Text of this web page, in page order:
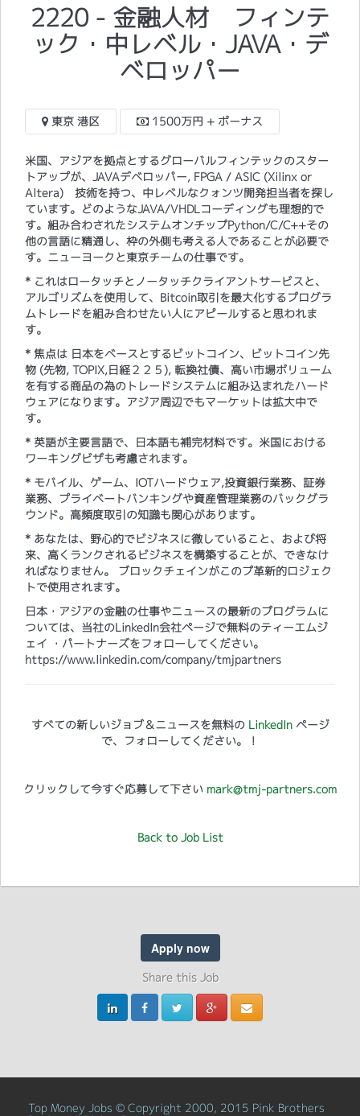
2220 - 金融人材 フィンテ
ック・中レベル・JAVA・デ
ベロッパー
東京 港区 1500万円 + ボーナス
米国、アジアを拠点とするグローバルフィンテックのスター
トアップが、JAVAデベロッパー, FPGA / ASIC (Xilinx or
Altera) 技術を持つ、中レベルなクォンツ開発担当者を探し
ています。どのようなJAVA/VHDLコーディングも理想的で
す。組み合わされたシステムオンチップPython/C/C++その
他の言語に精通し、枠の外側も考える人であることが必要で
す。ニューヨークと東京チームの仕事です。
* これはロータッチとノータッチクライアントサービスと、
アルゴリズムを使用して、Bitcoin取引を最大化するプログラ
ムトレードを組み合わせたい人にアピールすると思われま
す。
* 焦点は 日本をベースとするビットコイン、ビットコイン先
物 (先物, TOPIX,日経２２５), 転換社債、高い市場ボリューム
を有する商品の為のトレードシステムに組み込まれたハード
ウェアになります。アジア周辺でもマーケットは拡大中で
す。
* 英語が主要言語で、日本語も補完材料です。米国における
ワーキングビザも考慮されます。
* モバイル、ゲーム、IOTハードウェア,投資銀行業務、証券
業務、プライベートバンキングや資産管理業務のバックグラ
ウンド。高頻度取引の知識も関心があります。
* あなたは、野心的でビジネスに徹していること、および将
来、高くランクされるビジネスを構築することが、できなけ
ればなりません。 ブロックチェインがこのプ革新的ロジェク
トで使用されます。​
日本・アジアの金融の仕事やニュースの最新のプログラムに
ついては、当社のLinkedIn会社ページで無料のティーエムジ
ェイ ・パートナーズをフォローしてください。
https://www.linkedin.com/company/tmjpartners
すべての新しいジョブ＆ニュースを無料の LinkedInページ
で、フォローしてください。！
クリックして今すぐ応募して下さい mark@tmj-partners.com
Back to Job List
Apply now
Share this Job
Top Money Jobs © Copyright 2000, 2015 Pink Brothers